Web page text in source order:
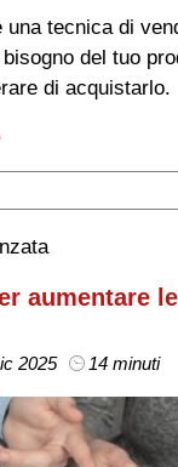
una tecnica di
del tuo
di acquistarlo.
aumentare
2025 14 minuti